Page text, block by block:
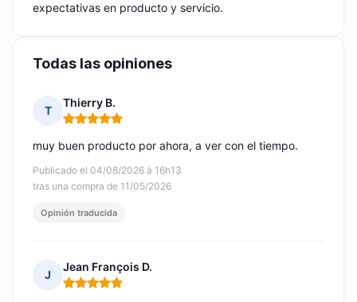
expectativas en producto y servicio.
Todas las opiniones
T
Thierry B.
Nota: 5 de 5
Publicado el 04/08/2026 à 16h13
tras una compra de 11/05/2026
muy buen producto por ahora, a ver con el tiempo.
Opinión traducida
J
Jean François D.
Nota: 5 de 5